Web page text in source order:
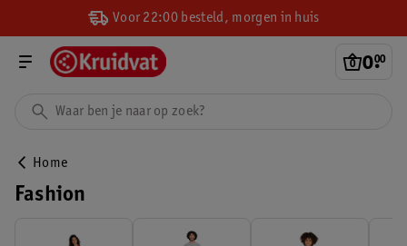
Voor 22:00 besteld, morgen in huis
0.
00
Home
Fashion